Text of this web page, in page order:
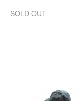
SOLD OUT